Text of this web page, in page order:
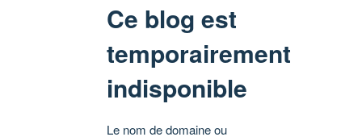
Ce blog est
temporairement
indisponible
Le nom de domaine ou